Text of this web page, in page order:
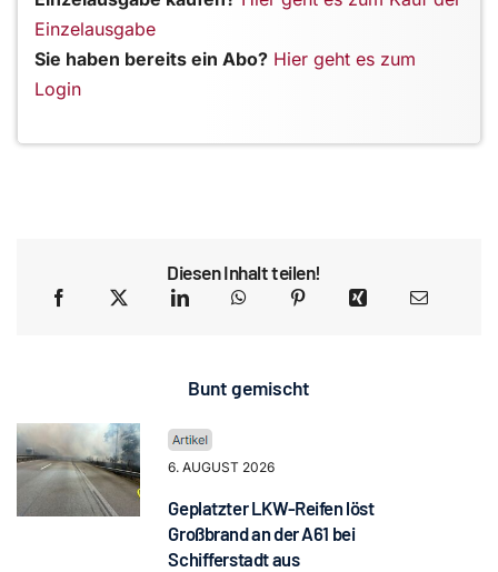
Einzelausgabe
Sie haben bereits ein Abo? Hier geht es zum
Login
Diesen Inhalt teilen!
Bunt gemischt
6. AUGUST 2026
Geplatzter LKW-Reifen löst
Großbrand an der A61 bei
Schifferstadt aus